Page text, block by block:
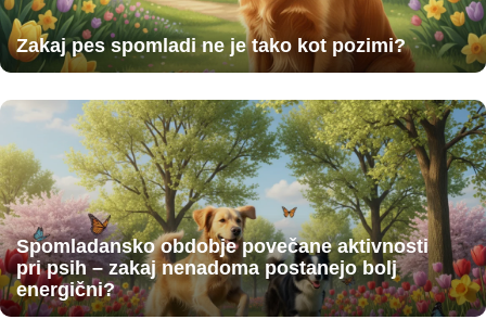
Zakaj pes spomladi ne je tako kot pozimi?
Spomladansko obdobje povečane aktivnosti
pri psih – zakaj nenadoma postanejo bolj
energični?